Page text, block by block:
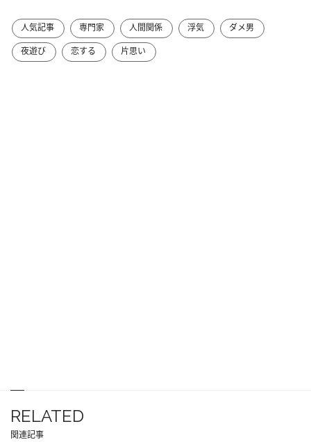
人気記事 専門家 人間関係 浮気
ダメ男
夜遊び
恋する 片思い
RELATED
関連記事